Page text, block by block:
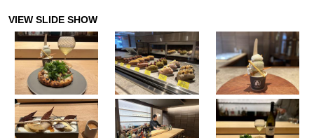
訪ねてみれば、洋食の店の白眉に出合う。
当時、ワイルが指揮をとった横浜のホテル
ニューグランドの料理には、今もその味と
志が活き活きと受け継がれている